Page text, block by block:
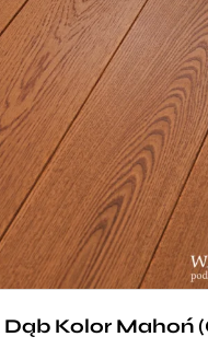
deska Walczak w
na swój wyrazisty,
kontrastować z
wpadający
zachwyca swoją
nastraja
podłoga dla
do swojego domu
Kolor Mahoń